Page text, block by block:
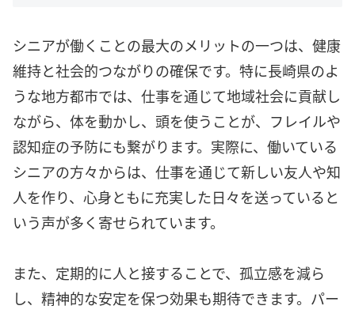
シニアが働くことの最大のメリットの一つは、健康
維持と社会的つながりの確保です。特に長崎県のよ
うな地方都市では、仕事を通じて地域社会に貢献し
ながら、体を動かし、頭を使うことが、フレイルや
認知症の予防にも繋がります。実際に、働いている
シニアの方々からは、仕事を通じて新しい友人や知
人を作り、心身ともに充実した日々を送っていると
いう声が多く寄せられています。
また、定期的に人と接することで、孤立感を減ら
し、精神的な安定を保つ効果も期待できます。パー